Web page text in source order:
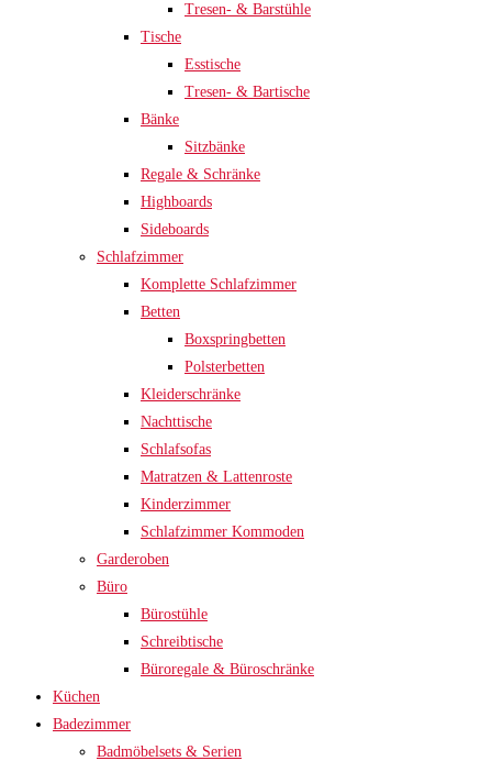
Tresen- & Barstühle
Tische
Esstische
Tresen- & Bartische
Bänke
Sitzbänke
Regale & Schränke
Highboards
Sideboards
Schlafzimmer
Komplette Schlafzimmer
Betten
Boxspringbetten
Polsterbetten
Kleiderschränke
Nachttische
Schlafsofas
Matratzen & Lattenroste
Kinderzimmer
Schlafzimmer Kommoden
Garderoben
Büro
Bürostühle
Schreibtische
Büroregale & Büroschränke
Küchen
Badezimmer
Badmöbelsets & Serien